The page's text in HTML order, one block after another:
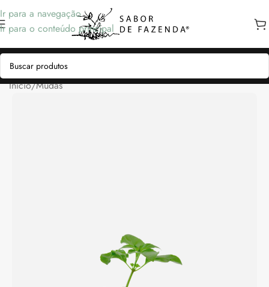
Ir para a navegação
Ir para o conteúdo principal
Início/Mudas